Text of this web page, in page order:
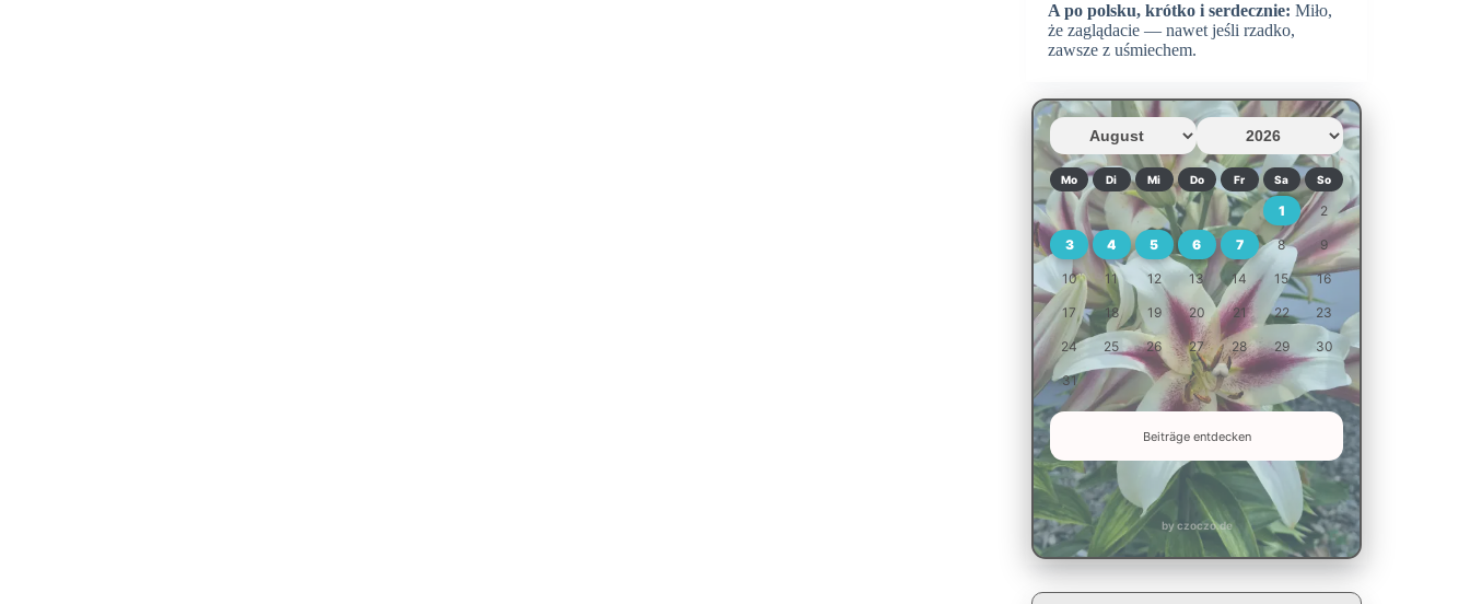
A po polsku, krótko i serdecznie: Miło,
że zaglądacie — nawet jeśli rzadko,
zawsze z uśmiechem.
Mo Di Mi Do Fr Sa So
1 2
3 4 5 6 7 8 9
10 11 12 13 14 15 16
17 18 19 20 21 22 23
24 25 26 27 28 29 30
31
Beiträge entdecken
by czoczo.de